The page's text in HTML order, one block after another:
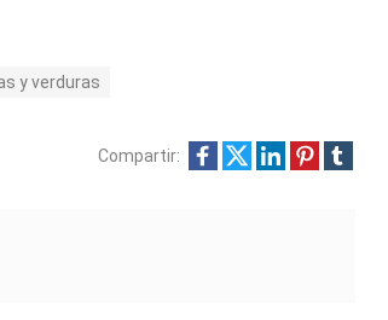
y verduras
Compartir: